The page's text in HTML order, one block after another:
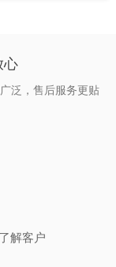
心
泛，售后服务更贴
解客户